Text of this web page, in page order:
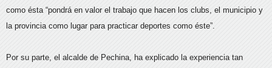
como ésta “pondrá en valor el trabajo que hacen los clubs, el municipio y
la provincia como lugar para practicar deportes como éste”.
Por su parte, el alcalde de Pechina, ha explicado la experiencia tan